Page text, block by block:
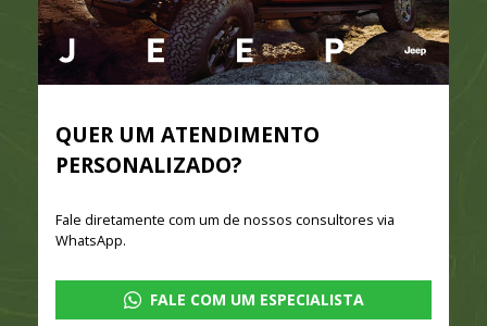
QUER UM ATENDIMENTO
PERSONALIZADO?
Fale diretamente com um de nossos consultores via
WhatsApp.
FALE COM UM ESPECIALISTA